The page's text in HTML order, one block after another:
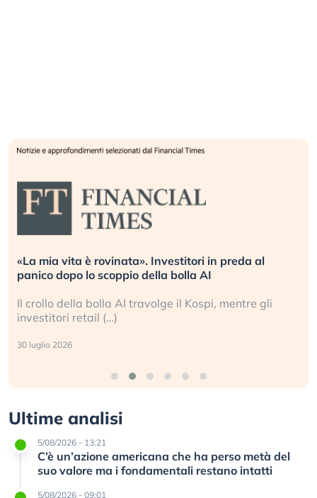
«La mia vita è rovinata». Investitori in preda al
panico dopo lo scoppio della bolla AI
Il crollo della bolla AI travolge il Kospi, mentre gli
investitori retail (…)
30 luglio 2026
Ultime analisi
5/08/2026 - 13:21
C’è un’azione americana che ha perso metà del
suo valore ma i fondamentali restano intatti
5/08/2026 - 09:01